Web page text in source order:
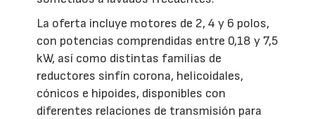
La oferta incluye motores de 2, 4 y 6 polos,
con potencias comprendidas entre 0,18 y 7,5
kW, así como distintas familias de
reductores sinfín corona, helicoidales,
cónicos e hipoides, disponibles con
diferentes relaciones de transmisión para